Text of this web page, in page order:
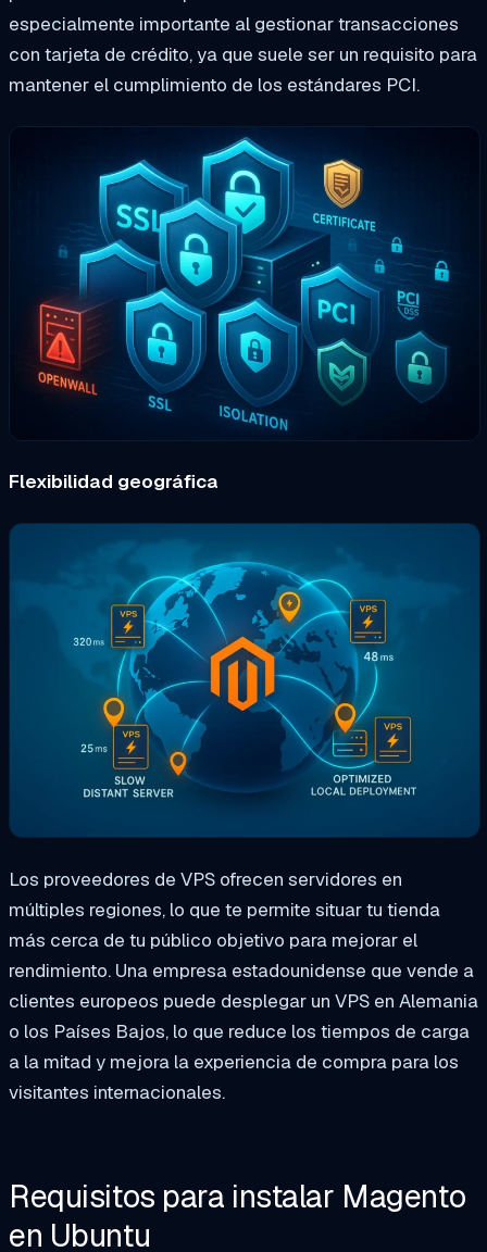
especialmente importante al gestionar transacciones
con tarjeta de crédito, ya que suele ser un requisito para
mantener el cumplimiento de los estándares PCI.
Flexibilidad geográfica
Los proveedores de VPS ofrecen servidores en
múltiples regiones, lo que te permite situar tu tienda
más cerca de tu público objetivo para mejorar el
rendimiento. Una empresa estadounidense que vende a
clientes europeos puede desplegar un VPS en Alemania
o los Países Bajos, lo que reduce los tiempos de carga
a la mitad y mejora la experiencia de compra para los
visitantes internacionales.
Requisitos para instalar Magento
en Ubuntu